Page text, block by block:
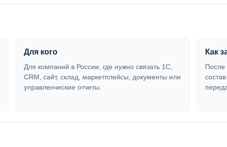
Для кого
Для компаний в России, где нужно связать 1С,
CRM, сайт, склад, маркетплейсы, документы или
управленческие отчеты.
Как
После